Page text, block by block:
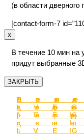
с
с
от
от
с
с
от
(в области
[contact-form-7
x
В течение 10 мин на
придут выбранные
ЗАКРЫТЬ